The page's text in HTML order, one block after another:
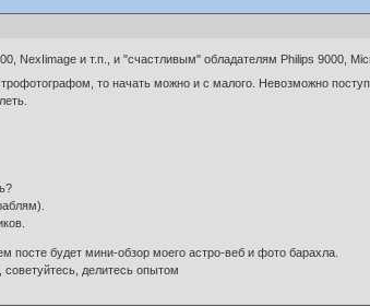
NexIimage и т.п., и "счастливым" обладателям Philips 9000,
то начать можно и с малого. Невозможно
посте будет мини-обзор моего астро-веб и фото барахла.
делитесь опытом